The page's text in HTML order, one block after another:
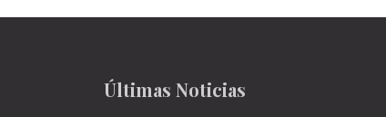
Últimas Noticias